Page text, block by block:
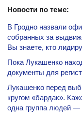
Новости по теме:
В Гродно назвали
собранных за
Вы знаете, кто
Пока Лукашенко
документы для
Лукашенко перед
кругом «бардак».
одна группа людей —